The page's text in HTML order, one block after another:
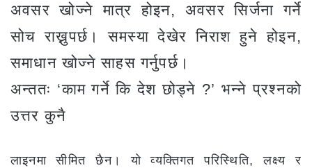
अवसर खोज्ने मात्र होइन, अवसर सिर्जना गर्ने
सोच राख्नुपर्छ। समस्या देखेर निराश हुने होइन,
समाधान खोज्ने साहस गर्नुपर्छ।
अन्ततः ‘काम गर्ने कि देश छोड्ने ?’ भन्ने प्रश्नको
उत्तर कुनै
लाइनमा सीमित छैन। यो व्यक्तिगत परिस्थिति, लक्ष्य र